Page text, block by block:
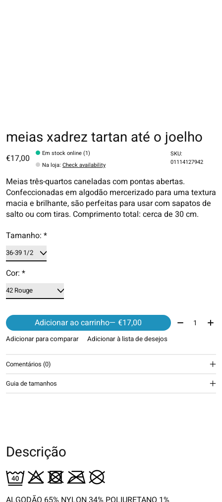
meias xadrez tartan até o joelho
€17,00
Em stock online (1)
Na loja:Check availability
SKU:
01114127942
Meias três-quartos caneladas com pontas abertas.
Confeccionadas em algodão mercerizado para uma textura
macia e brilhante, são perfeitas para usar com sapatos de
salto ou com tiras. Comprimento total: cerca de 30 cm.
Tamanho: *
Cor: *
Adicionar ao carrinho — €17,00 Quantidade:
Adicionar para comparar Adicionar à lista de desejos
Comentários (0)
Guia de tamanhos
Descrição